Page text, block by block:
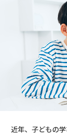
2-4. 親が
2-5. いつ
2-6. デジ
3. タブレッ
3-1. 視力
3-2. ゲー
近年、子どもの